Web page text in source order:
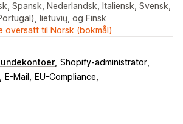
Spansk, Nederlandsk, Italiensk, Svensk,
lietuvių, og Finsk
oversatt til Norsk (bokmål)
Shopify-administrator
E-Mail
EU-Compliance